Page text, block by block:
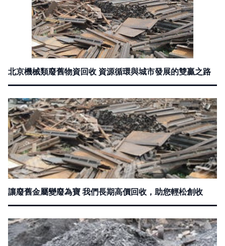
北京機械類廢舊物資回收 資源循環與城市發展的雙贏之路
讓廢舊金屬變廢為寶 我們長期高價回收，助您輕松創收